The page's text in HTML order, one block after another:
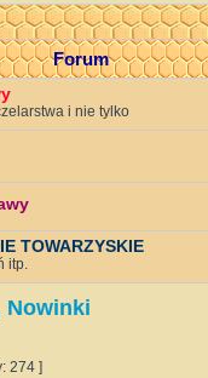
Forum
i nie tylko
TOWARZYSKIE
itp.
Nowinki
274 ]